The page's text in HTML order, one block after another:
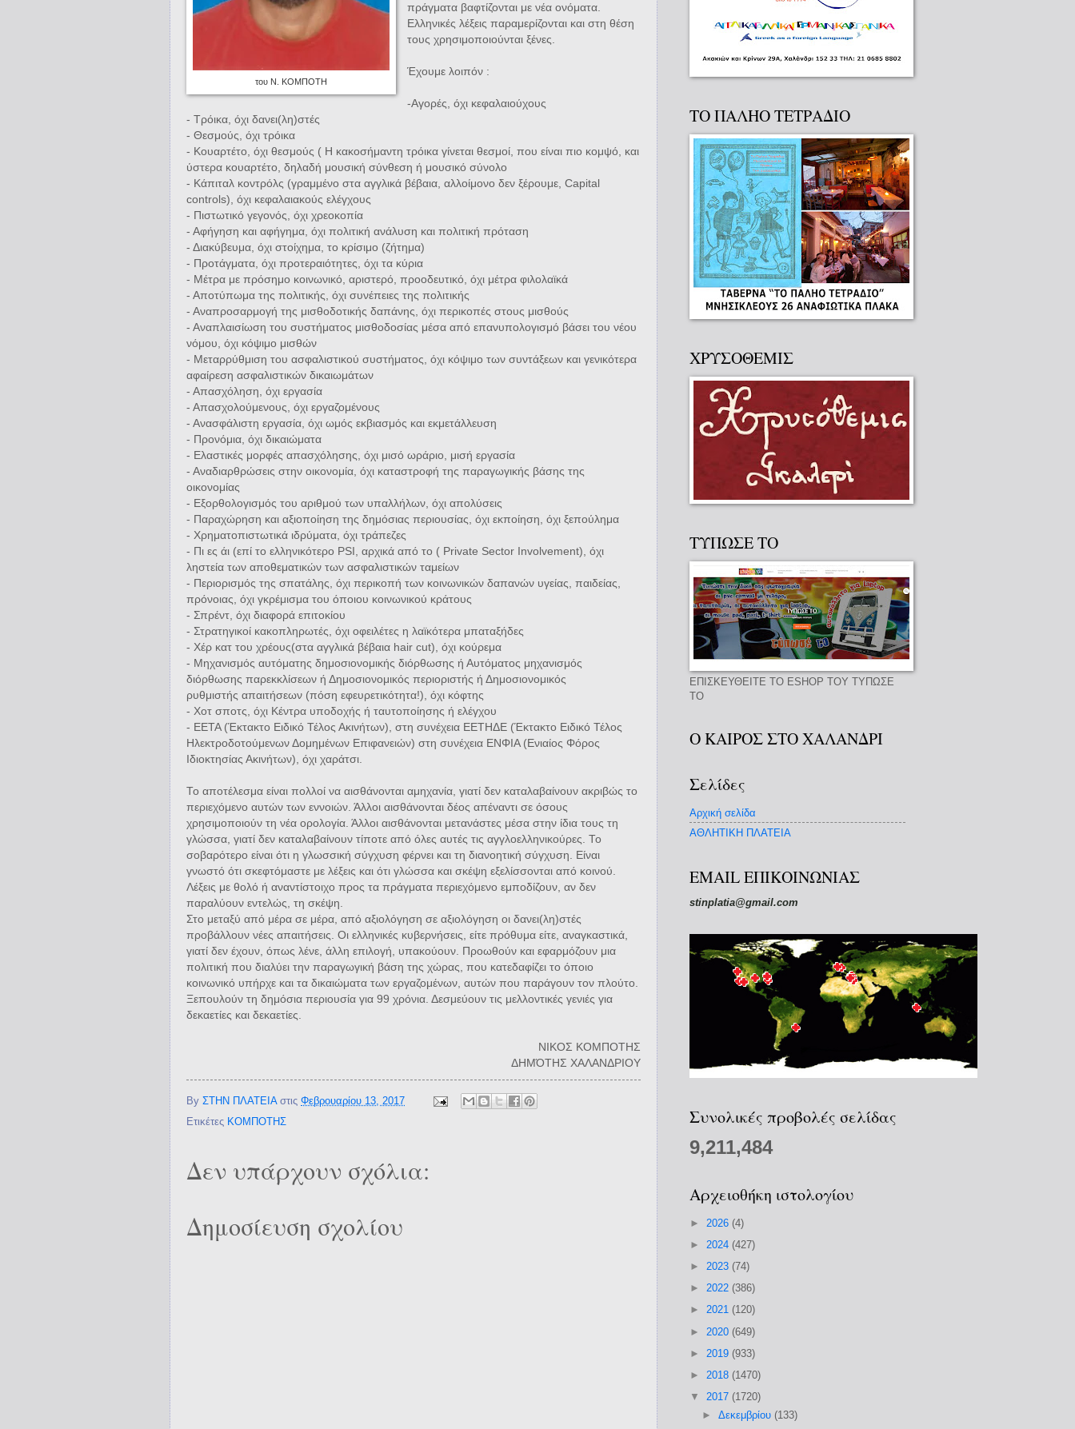
του Ν. ΚΟΜΠΟΤΗ
πράγματα βαφτίζονται με νέα ονόματα.
Ελληνικές λέξεις παραμερίζονται και στη θέση
τους χρησιμοποιούνται ξένες.
Έχουμε λοιπόν :
-Αγορές, όχι κεφαλαιούχους
- Τρόικα, όχι δανει(λη)στές
- Θεσμούς, όχι τρόικα
- Κουαρτέτο, όχι θεσμούς ( Η κακοσήμαντη τρόικα γίνεται θεσμοί, που είναι πιο κομψό, και
ύστερα κουαρτέτο, δηλαδή μουσική σύνθεση ή μουσικό σύνολο
- Κάπιταλ κοντρόλς (γραμμένο στα αγγλικά βέβαια, αλλοίμονο δεν ξέρουμε, Capital
controls), όχι κεφαλαιακούς ελέγχους
- Πιστωτικό γεγονός, όχι χρεοκοπία
- Αφήγηση και αφήγημα, όχι πολιτική ανάλυση και πολιτική πρόταση
- Διακύβευμα, όχι στοίχημα, το κρίσιμο (ζήτημα)
- Προτάγματα, όχι προτεραιότητες, όχι τα κύρια
- Μέτρα με πρόσημο κοινωνικό, αριστερό, προοδευτικό, όχι μέτρα φιλολαϊκά
- Αποτύπωμα της πολιτικής, όχι συνέπειες της πολιτικής
- Αναπροσαρμογή της μισθοδοτικής δαπάνης, όχι περικοπές στους μισθούς
- Αναπλαισίωση του συστήματος μισθοδοσίας μέσα από επανυπολογισμό βάσει του νέου
νόμου, όχι κόψιμο μισθών
- Μεταρρύθμιση του ασφαλιστικού συστήματος, όχι κόψιμο των συντάξεων και γενικότερα
αφαίρεση ασφαλιστικών δικαιωμάτων
- Απασχόληση, όχι εργασία
- Απασχολούμενους, όχι εργαζομένους
- Ανασφάλιστη εργασία, όχι ωμός εκβιασμός και εκμετάλλευση
- Προνόμια, όχι δικαιώματα
- Ελαστικές μορφές απασχόλησης, όχι μισό ωράριο, μισή εργασία
- Αναδιαρθρώσεις στην οικονομία, όχι καταστροφή της παραγωγικής βάσης της
οικονομίας
- Εξορθολογισμός του αριθμού των υπαλλήλων, όχι απολύσεις
- Παραχώρηση και αξιοποίηση της δημόσιας περιουσίας, όχι εκποίηση, όχι ξεπούλημα
- Χρηματοπιστωτικά ιδρύματα, όχι τράπεζες
- Πι ες άι (επί το ελληνικότερο PSI, αρχικά από το ( Private Sector Involvement), όχι
ληστεία των αποθεματικών των ασφαλιστικών ταμείων
- Περιορισμός της σπατάλης, όχι περικοπή των κοινωνικών δαπανών υγείας, παιδείας,
πρόνοιας, όχι γκρέμισμα του όποιου κοινωνικού κράτους
- Σπρέντ, όχι διαφορά επιτοκίου
- Στρατηγικοί κακοπληρωτές, όχι οφειλέτες η λαϊκότερα μπαταξήδες
- Χέρ κατ του χρέους(στα αγγλικά βέβαια hair cut), όχι κούρεμα
- Μηχανισμός αυτόματης δημοσιονομικής διόρθωσης ή Αυτόματος μηχανισμός
διόρθωσης παρεκκλίσεων ή Δημοσιονομικός περιοριστής ή Δημοσιονομικός
ρυθμιστής απαιτήσεων (πόση εφευρετικότητα!), όχι κόφτης
- Χοτ σποτς, όχι Κέντρα υποδοχής ή ταυτοποίησης ή ελέγχου
- ΕΕΤΑ (Έκτακτο Ειδικό Τέλος Ακινήτων), στη συνέχεια ΕΕΤΗΔΕ (Έκτακτο Ειδικό Τέλος
Ηλεκτροδοτούμενων Δομημένων Επιφανειών) στη συνέχεια ΕΝΦΙΑ (Ενιαίος Φόρος
Ιδιοκτησίας Ακινήτων), όχι χαράτσι.
Το αποτέλεσμα είναι πολλοί να αισθάνονται αμηχανία, γιατί δεν καταλαβαίνουν ακριβώς το
περιεχόμενο αυτών των εννοιών. Άλλοι αισθάνονται δέος απέναντι σε όσους
χρησιμοποιούν τη νέα ορολογία. Άλλοι αισθάνονται μετανάστες μέσα στην ίδια τους τη
γλώσσα, γιατί δεν καταλαβαίνουν τίποτε από όλες αυτές τις αγγλοελληνικούρες. Το
σοβαρότερο είναι ότι η γλωσσική σύγχυση φέρνει και τη διανοητική σύγχυση. Είναι
γνωστό ότι σκεφτόμαστε με λέξεις και ότι γλώσσα και σκέψη εξελίσσονται από κοινού.
Λέξεις με θολό ή αναντίστοιχο προς τα πράγματα περιεχόμενο εμποδίζουν, αν δεν
παραλύουν εντελώς, τη σκέψη.
Στο μεταξύ από μέρα σε μέρα, από αξιολόγηση σε αξιολόγηση οι δανει(λη)στές
προβάλλουν νέες απαιτήσεις. Οι ελληνικές κυβερνήσεις, είτε πρόθυμα είτε, αναγκαστικά,
γιατί δεν έχουν, όπως λένε, άλλη επιλογή, υπακούουν. Προωθούν και εφαρμόζουν μια
πολιτική που διαλύει την παραγωγική βάση της χώρας, που κατεδαφίζει το όποιο
κοινωνικό υπήρχε και τα δικαιώματα των εργαζομένων, αυτών που παράγουν τον πλούτο.
Ξεπουλούν τη δημόσια περιουσία για 99 χρόνια. Δεσμεύουν τις μελλοντικές γενιές για
δεκαετίες και δεκαετίες.
ΝΙΚΟΣ ΚΟΜΠΟΤΗΣ
ΔΗΜΌΤΗΣ ΧΑΛΑΝΔΡΙΟΥ
By ΣΤΗΝ ΠΛΑΤΕΙΑ στις Φεβρουαρίου 13, 2017
Ετικέτες ΚΟΜΠΟΤΗΣ
Δεν υπάρχουν σχόλια:
Δημοσίευση σχολίου
ΤΟ ΠΑΛΗΟ ΤΕΤΡΑΔΙΟ
ΧΡΥΣΟΘΕΜΙΣ
ΤΥΠΩΣΕ ΤΟ
ΕΠΙΣΚΕΥΘΕΙΤΕ ΤΟ ESHOP ΤΟΥ ΤΥΠΩΣΕ
ΤΟ
Ο ΚΑΙΡΟΣ ΣΤΟ ΧΑΛΑΝΔΡΙ
Σελίδες
Αρχική σελίδα
ΑΘΛΗΤΙΚΗ ΠΛΑΤΕΙΑ
EMAIL ΕΠΙΚΟΙΝΩΝΙΑΣ
stinplatia@gmail.com
Συνολικές προβολές σελίδας
9,211,484
Αρχειοθήκη ιστολογίου
► 2026 (4)
► 2024 (427)
► 2023 (74)
► 2022 (386)
► 2021 (120)
► 2020 (649)
► 2019 (933)
► 2018 (1470)
▼ 2017 (1720)
►Δεκεμβρίου (133)